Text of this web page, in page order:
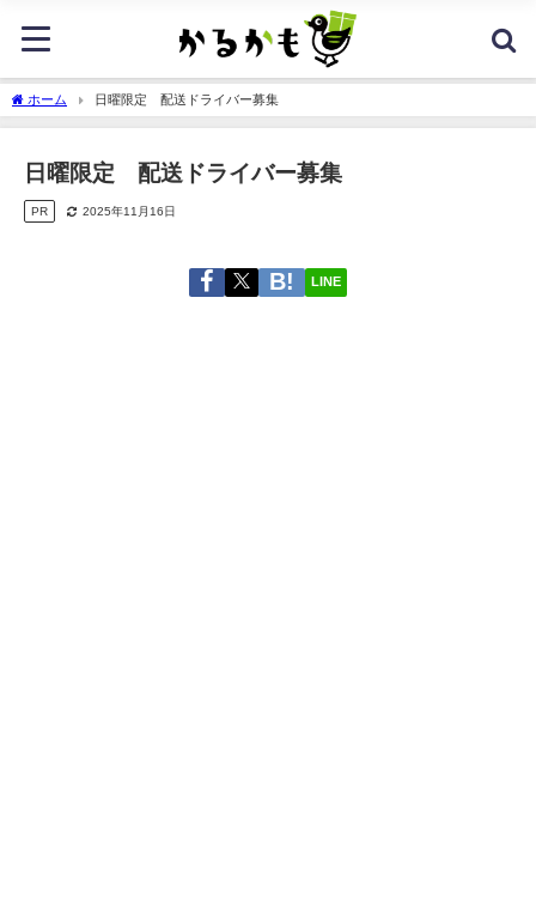
ホーム 日曜限定 配送ドライバー募集
日曜限定 配送ドライバー募集
PR 2025年11月16日
LINE